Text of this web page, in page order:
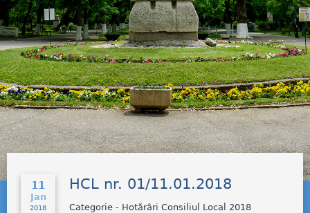
11
Jan
2018
HCL nr. 01/11.01.2018
Categorie - Hotărâri Consiliul Local 2018